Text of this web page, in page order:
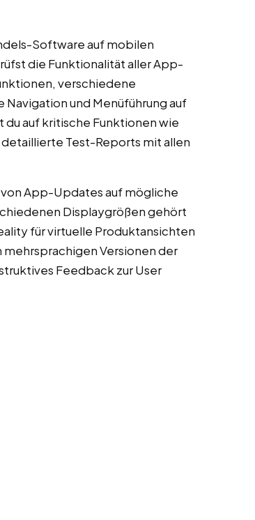
Software auf mobilen
die Funktionalität aller App-
verschiedene
und Menüführung auf
auf kritische Funktionen wie
Test-Reports mit allen
App-Updates auf mögliche
Displaygrößen gehört
für virtuelle Produktansichten
Versionen der
Feedback zur User